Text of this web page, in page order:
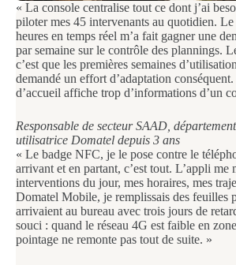
« La console centralise tout ce dont j’ai
piloter mes 45 intervenants au quotidien.
heures en temps réel m’a fait gagner une
par semaine sur le contrôle des plannings.
c’est que les premières semaines
demandé un effort d’adaptation conséquent.
d’accueil affiche trop d’informations d’un
Responsable de secteur SAAD, département
utilisatrice Domatel depuis 3 ans
« Le badge NFC, je le pose contre le
arrivant et en partant, c’est tout. L’appli me
interventions du jour, mes horaires, mes
Domatel Mobile, je remplissais des feuilles
arrivaient au bureau avec trois jours de
souci : quand le réseau 4G est faible en
pointage ne remonte pas tout de suite. »